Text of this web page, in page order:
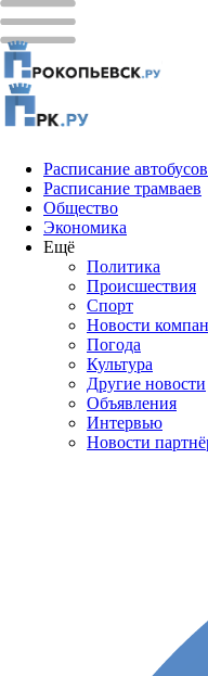
Расписание автобусов
Расписание трамваев
Общество
Экономика
Ещё
Политика
Проиcшествия
Спорт
Новости
Погода
Культура
Другие новости
Объявления
Интервью
Новости